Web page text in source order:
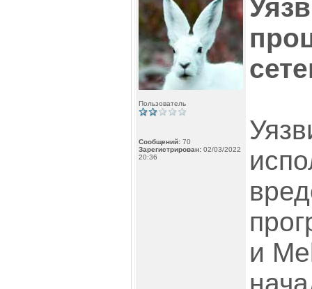
Пользователь
Сообщений: 70
Зарегистрирован: 02/03/2022
20:36
и